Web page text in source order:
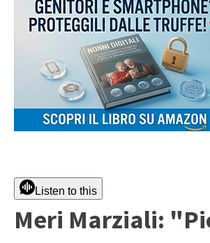
Listen to this
Meri Marziali: